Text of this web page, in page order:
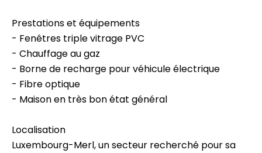
Prestations et équipements
- Fenêtres triple vitrage PVC
- Chauffage au gaz
- Borne de recharge pour véhicule électrique
- Fibre optique
- Maison en très bon état général
Localisation
Luxembourg-Merl, un secteur recherché pour sa